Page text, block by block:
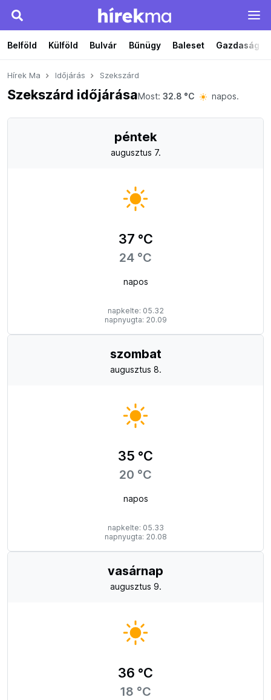
Belföld Külföld Bulvár Bűnügy Baleset Gazdaság
Hírek Ma Időjárás Szekszárd
Szekszárd időjárásaMost: 32.8 °C napos.
péntek
augusztus 7.
37 °C
24 °C
napos
napkelte: 05.32
napnyugta: 20.09
szombat
augusztus 8.
35 °C
20 °C
napos
napkelte: 05.33
napnyugta: 20.08
vasárnap
augusztus 9.
36 °C
18 °C